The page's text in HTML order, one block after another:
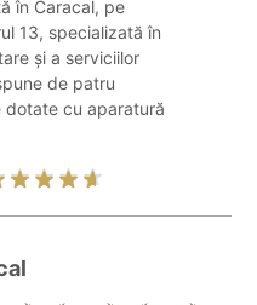
în Caracal, pe
13, specializată în
și a serviciilor
de patru
cu aparatură